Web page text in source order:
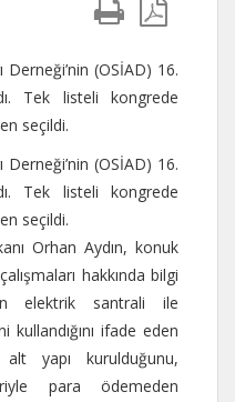
(OSİAD) 16.
Tek listeli kongrede
seçildi.
(OSİAD) 16.
Tek listeli kongrede
seçildi.
Orhan Aydın, konuk
hakkında bilgi
elektrik santrali ile
ifade eden
yapı kurulduğunu,
para ödemeden